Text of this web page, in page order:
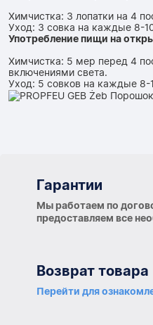
Химчистка: 3 лопатки на 4
Уход: 3 совка на каждые 8-
Употребление пищи на
Химчистка: 5 мер перед 4
включениями света.
Уход: 5 совков на каждые 8-
Гарантии
Мы работаем по
предоставляем все
Возврат товара
Перейти для